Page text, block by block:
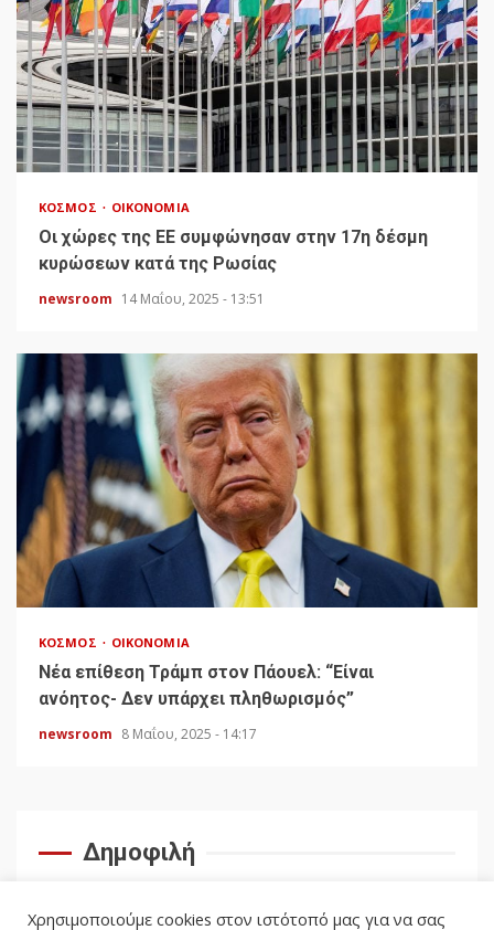
ΚΌΣΜΟΣ ΟΙΚΟΝΟΜΊΑ
Οι χώρες της ΕΕ συμφώνησαν στην 17η δέσμη
κυρώσεων κατά της Ρωσίας
newsroom 14 Μαΐου, 2025 - 13:51
ΚΌΣΜΟΣ ΟΙΚΟΝΟΜΊΑ
Νέα επίθεση Τράμπ στον Πάουελ: “Είναι
ανόητος- Δεν υπάρχει πληθωρισμός”
newsroom 8 Μαΐου, 2025 - 14:17
Δημοφιλή
Χρησιμοποιούμε cookies στον ιστότοπό μας για να σας